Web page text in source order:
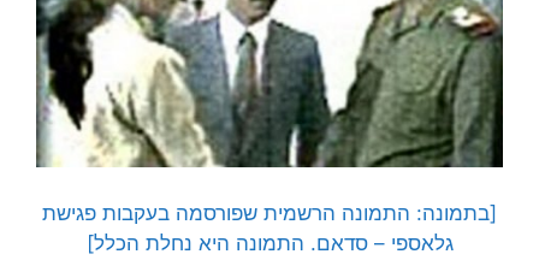
[בתמונה: התמונה הרשמית שפורסמה בעקבות פגישת
גלאספי – סדאם. התמונה היא נחלת הכלל]